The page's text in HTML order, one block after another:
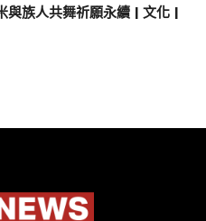
族人共舞祈願永續 | 文化 |